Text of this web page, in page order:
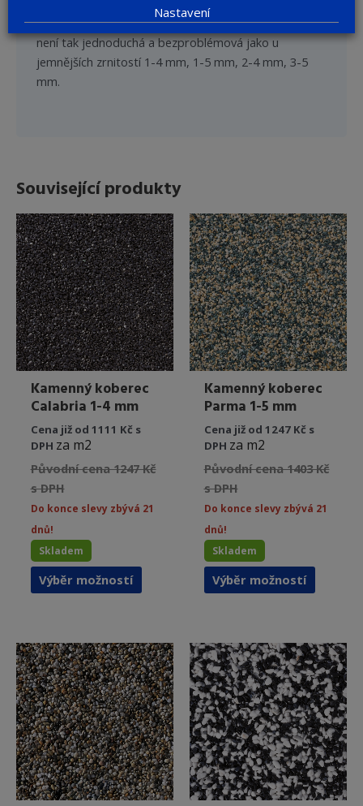
pouze proškoleným odborným firmám. Aplikace totiž
není tak jednoduchá a bezproblémová jako u
jemnějších zrnitostí 1-4 mm, 1-5 mm, 2-4 mm, 3-5
mm.
Související produkty
Kamenný koberec
Calabria 1-4 mm
Cena již od 1111 Kč s
DPH za m2
Původní cena 1247 Kč
s DPH
Do konce slevy zbývá 21
dnů!
Skladem
Výběr možností
Tento
produkt
variant.
Možnosti
lze
vybrat
na
stránce
produktu
Kamenný koberec
Parma 1-5 mm
Cena již od 1247 Kč s
DPH za m2
Původní cena 1403 Kč
s DPH
Do konce slevy zbývá 21
dnů!
Skladem
Výběr možností
Tento
produkt
variant.
lze
vybrat
na
stránce
Nastavení